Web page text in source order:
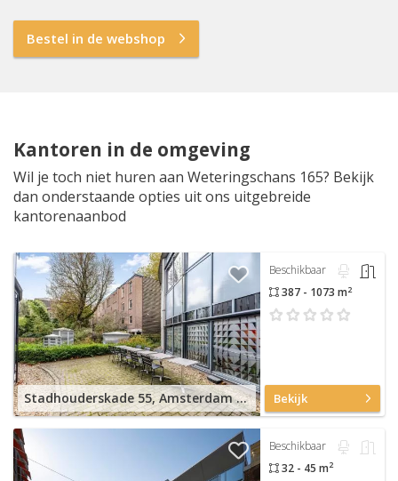
Bestel in de webshop
Kantoren in de omgeving
Wil je toch niet huren aan Weteringschans 165? Bekijk
dan onderstaande opties uit ons uitgebreide
kantorenaanbod
Stadhouderskade 55, Amsterdam Centrum
Beschikbaar
387 - 1073 m2
Bekijk
Beschikbaar
32 - 45 m2